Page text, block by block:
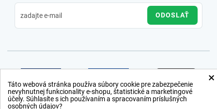
ODOSLAŤ
×
Táto webová stránka používa súbory cookie pre zabezpečenie
nevyhnutnej funkcionality e-shopu, štatistické a marketingové
účely. Súhlasíte s ich používaním a spracovaním príslušných
osobných údajov?